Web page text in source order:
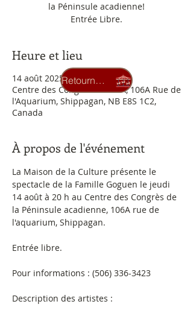
la Péninsule acadienne!
Entrée Libre.
Heure et lieu
14 août 2025, 20 h 00
Centre des Congrès de la PA, 106A Rue de
l'Aquarium, Shippagan, NB E8S 1C2,
Canada
À propos de l'événement
La Maison de la Culture présente le
spectacle de la Famille Goguen le jeudi
14 août à 20 h au Centre des Congrès de
la Péninsule acadienne, 106A rue de
l'aquarium, Shippagan.
Entrée libre.
Pour informations : (506) 336-3423
Description des artistes :
Retourner au carrousel